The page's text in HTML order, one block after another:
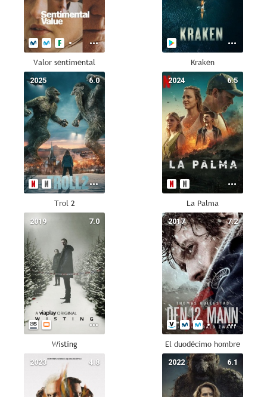
Valor sentimental Kraken
6.0
2025
Trol 2
6.5
2024
La Palma
7.0
2019
Wisting
7.2
2017
El duodécimo hombre
4.8
2023 6.1
2022